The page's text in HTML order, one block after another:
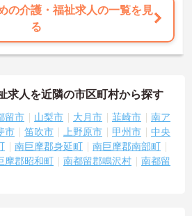
の介護・福祉求人の一覧を見
る
求人を近隣の市区町村から探す
留市 山梨市 大月市 韮崎市
南ア
市 笛吹市 上野原市 甲州市
中央
南巨摩郡身延町
南巨摩郡南部町
摩郡昭和町 南都留郡鳴沢村
南都留